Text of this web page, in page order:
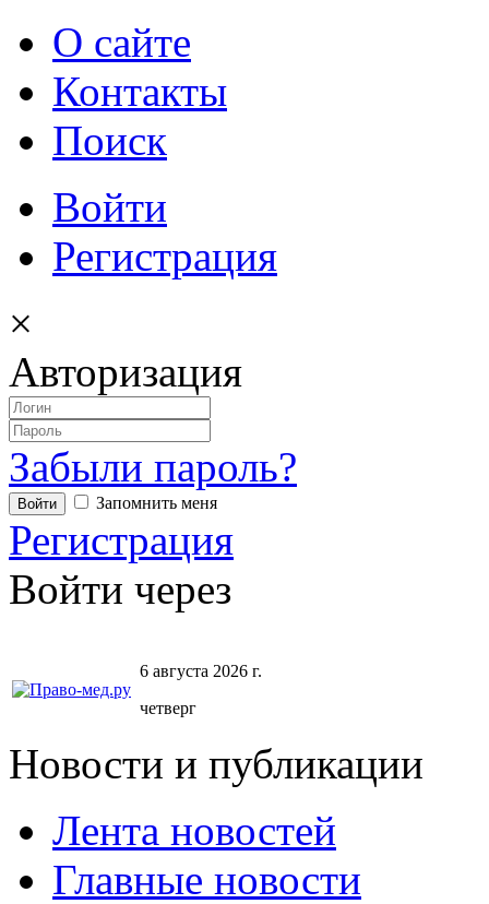
О сайте
Контакты
Поиск
Войти
Регистрация
×
Авторизация
Забыли пароль?
Запомнить меня
Регистрация
Войти через
6 августа 2026 г.
четверг
Новости и публикации
Лента новостей
Главные новости